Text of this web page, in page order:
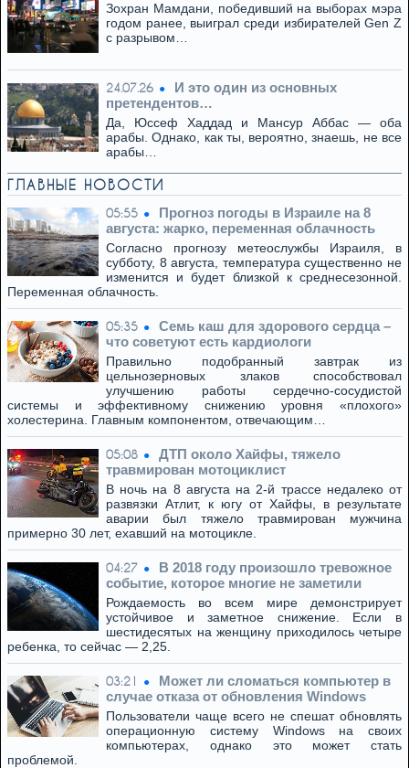
Зохран Мамдани, победивший на выборах мэра
годом ранее, выиграл среди избирателей Gen Z
с разрывом…
24.07.26
И это один из основных
претендентов…
Да, Юссеф Хаддад и Мансур Аббас — оба
арабы. Однако, как ты, вероятно, знаешь, не все
арабы…
ГЛАВНЫЕ НОВОСТИ
05:55
Прогноз погоды в Израиле на 8
августа: жарко, переменная облачность
Согласно прогнозу метеослужбы Израиля, в
субботу, 8 августа, температура существенно не
изменится и будет близкой к среднесезонной.
Переменная облачность.
05:35
Семь каш для здорового сердца –
что советуют есть кардиологи
Правильно подобранный завтрак из
цельнозерновых злаков способствовал
улучшению работы сердечно-сосудистой
системы и эффективному снижению уровня «плохого»
холестерина. Главным компонентом, отвечающим…
05:08
ДТП около Хайфы, тяжело
травмирован мотоциклист
В ночь на 8 августа на 2-й трассе недалеко от
развязки Атлит, к югу от Хайфы, в результате
аварии был тяжело травмирован мужчина
примерно 30 лет, ехавший на мотоцикле.
04:27
В 2018 году произошло тревожное
событие, которое многие не заметили
Рождаемость во всем мире демонстрирует
устойчивое и заметное снижение. Если в
шестидесятых на женщину приходилось четыре
ребенка, то сейчас — 2,25.
03:21
Может ли сломаться компьютер в
случае отказа от обновления Windows
Пользователи чаще всего не спешат обновлять
операционную систему Windows на своих
компьютерах, однако это может стать
проблемой.